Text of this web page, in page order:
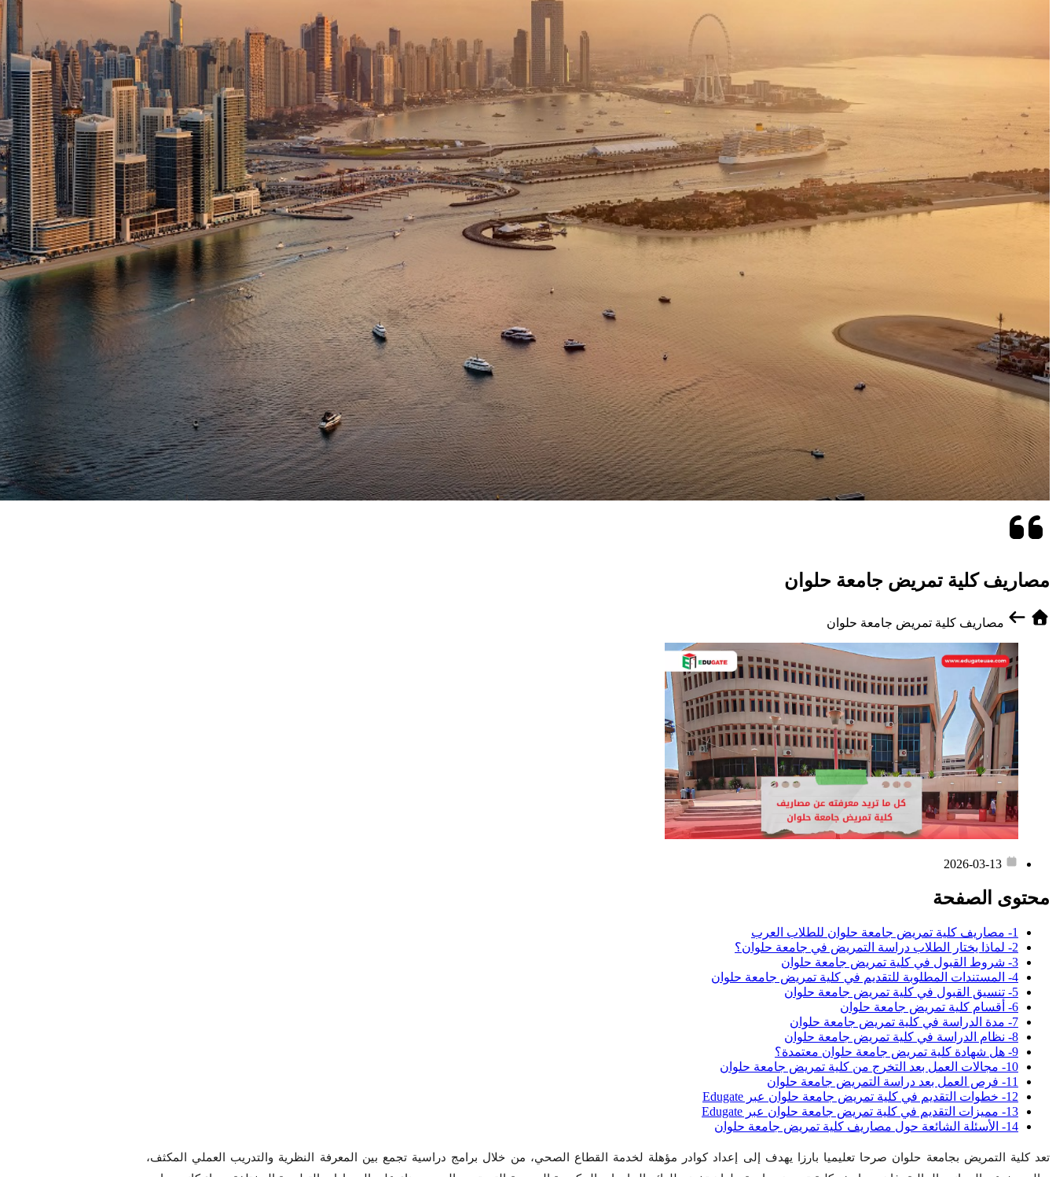
مصاريف كلية تمريض جامعة حلوان
مصاريف كلية تمريض جامعة حلوان
2026-03-13
محتوى الصفحة
1- مصاريف كلية تمريض جامعة حلوان للطلاب العرب
2- لماذا يختار الطلاب دراسة التمريض في جامعة حلوان؟
3- شروط القبول في كلية تمريض جامعة حلوان
4- المستندات المطلوبة للتقديم في كلية تمريض جامعة حلوان
5- تنسيق القبول في كلية تمريض جامعة حلوان
6- أقسام كلية تمريض جامعة حلوان
7- مدة الدراسة في كلية تمريض جامعة حلوان
8- نظام الدراسة في كلية تمريض جامعة حلوان
9- هل شهادة كلية تمريض جامعة حلوان معتمدة؟
10- مجالات العمل بعد التخرج من كلية تمريض جامعة حلوان
11- فرص العمل بعد دراسة التمريض جامعة حلوان
12- خطوات التقديم في كلية تمريض جامعة حلوان عبر Edugate
13- مميزات التقديم في كلية تمريض جامعة حلوان عبر Edugate
14- الأسئلة الشائعة حول مصاريف كلية تمريض جامعة حلوان
تعد كلية التمريض بجامعة حلوان صرحا تعليميا بارزا يهدف إلى إعداد كوادر مؤهلة لخدمة القطاع الصحي، من خلال برامج دراسية تجمع بين المعرفة النظرية والتدريب العملي المكثف،